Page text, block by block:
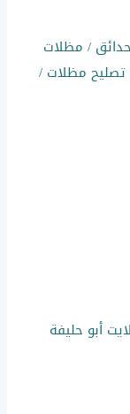
/ مظلات حدائق / مظلات
مظلات /